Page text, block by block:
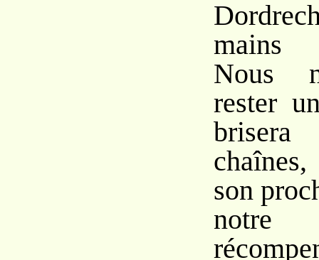
mains
Nous
rester
son
notre